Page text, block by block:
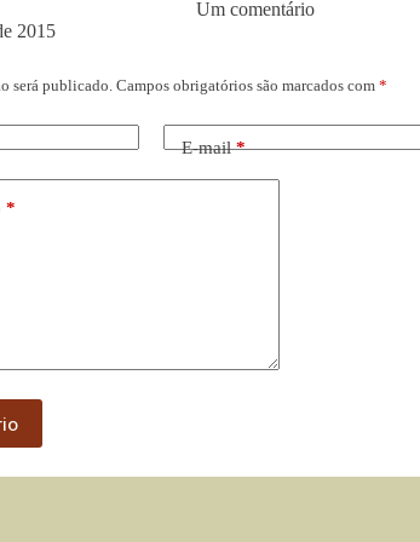
2015
Um comentário
será publicado. Campos obrigatórios são marcados com *
E-mail*
*